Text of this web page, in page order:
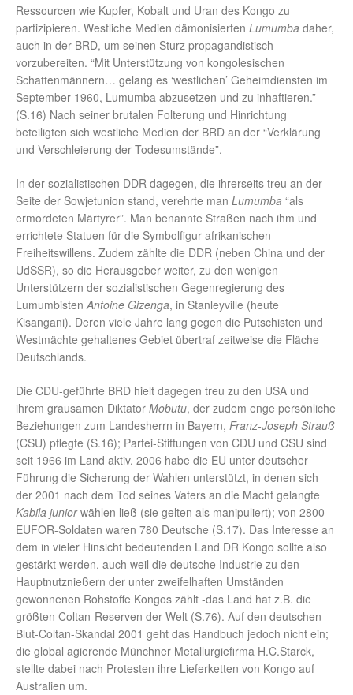
Ressourcen wie Kupfer, Kobalt und Uran des Kongo zu
partizipieren. Westliche Medien dämonisierten Lumumba daher,
auch in der BRD, um seinen Sturz propagandistisch
vorzubereiten. “Mit Unterstützung von kongolesischen
Schattenmännern… gelang es ‘westlichen’ Geheimdiensten im
September 1960, Lumumba abzusetzen und zu inhaftieren.”
(S.16) Nach seiner brutalen Folterung und Hinrichtung
beteiligten sich westliche Medien der BRD an der “Verklärung
und Verschleierung der Todesumstände”.
In der sozialistischen DDR dagegen, die ihrerseits treu an der
Seite der Sowjetunion stand, verehrte man Lumumba “als
ermordeten Märtyrer”. Man benannte Straßen nach ihm und
errichtete Statuen für die Symbolfigur afrikanischen
Freiheitswillens. Zudem zählte die DDR (neben China und der
UdSSR), so die Herausgeber weiter, zu den wenigen
Unterstützern der sozialistischen Gegenregierung des
LumumbistenAntoine Gizenga, in Stanleyville (heute
Kisangani). Deren viele Jahre lang gegen die Putschisten und
Westmächte gehaltenes Gebiet übertraf zeitweise die Fläche
Deutschlands.
Die CDU-geführte BRD hielt dagegen treu zu den USA und
ihrem grausamen Diktator Mobutu, der zudem enge persönliche
Beziehungen zum Landesherrn in Bayern, Franz-Joseph Strauß
(CSU) pflegte (S.16); Partei-Stiftungen von CDU und CSU sind
seit 1966 im Land aktiv. 2006 habe die EU unter deutscher
Führung die Sicherung der Wahlen unterstützt, in denen sich
der 2001 nach dem Tod seines Vaters an die Macht gelangte
Kabila juniorwählen ließ (sie gelten als manipuliert); von 2800
EUFOR-Soldaten waren 780 Deutsche (S.17). Das Interesse an
dem in vieler Hinsicht bedeutenden Land DR Kongo sollte also
gestärkt werden, auch weil die deutsche Industrie zu den
Hauptnutznießern der unter zweifelhaften Umständen
gewonnenen Rohstoffe Kongos zählt -das Land hat z.B. die
größten Coltan-Reserven der Welt (S.76). Auf den deutschen
Blut-Coltan-Skandal 2001 geht das Handbuch jedoch nicht ein;
die global agierende Münchner Metallurgiefirma H.C.Starck,
stellte dabei nach Protesten ihre Lieferketten von Kongo auf
Australien um.